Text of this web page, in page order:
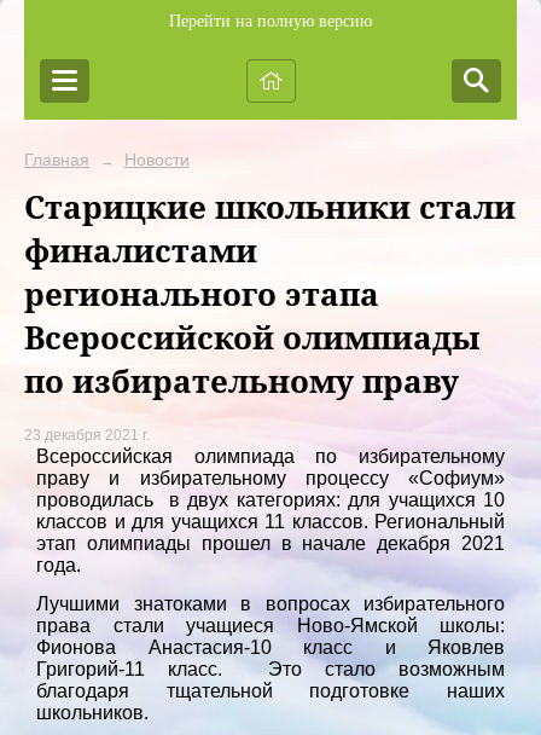
Перейти на полную версию
Главная → Новости
Старицкие школьники стали
финалистами
регионального этапа
Всероссийской олимпиады
по избирательному праву
23 декабря 2021 г.
Всероссийская олимпиада по избирательному
праву и избирательному процессу «Софиум»
проводилась в двух категориях: для учащихся 10
классов и для учащихся 11 классов. Региональный
этап олимпиады прошел в начале декабря 2021
года.
Лучшими знатоками в вопросах избирательного
права стали учащиеся Ново-Ямской школы:
Фионова Анастасия-10 класс и Яковлев
Григорий-11 класс. Это стало возможным
благодаря тщательной подготовке наших
школьников.